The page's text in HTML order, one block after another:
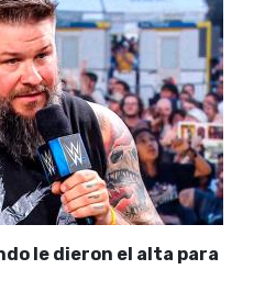
le dieron el alta para